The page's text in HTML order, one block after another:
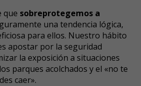
que sobreprotegemos a
una tendencia lógica,
para ellos. Nuestro hábito
apostar por la seguridad
la exposición a situaciones
parques acolchados y el «no te
caer».